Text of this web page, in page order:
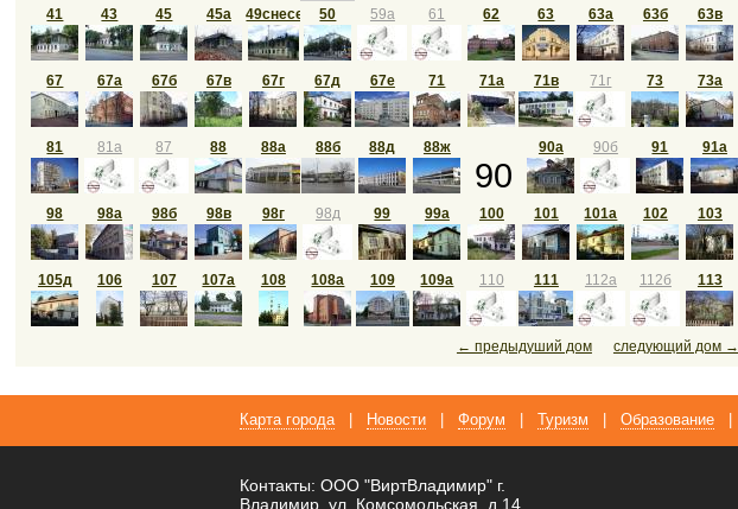
41 43 45 45а 49снесен 50 59а 61 62 63 63а 63б 63в
67 67а 67б 67в 67г 67д 67е 71 71а 71в 71г 73 73а
81 81а 87 88 88а 88б 88д 88ж
90
90а 90б 91 91а
98 98а 98б 98в 98г 98д 99 99а 100 101 101а 102 103
105д 106 107 107а 108 108а 109 109а 110 111 112а 112б 113
← предыдуший дом следующий дом →
Карта города Новости Форум Туризм Образование
Контакты: ООО "ВиртВладимир" г.
Владимир, ул. Комсомольская, д.14